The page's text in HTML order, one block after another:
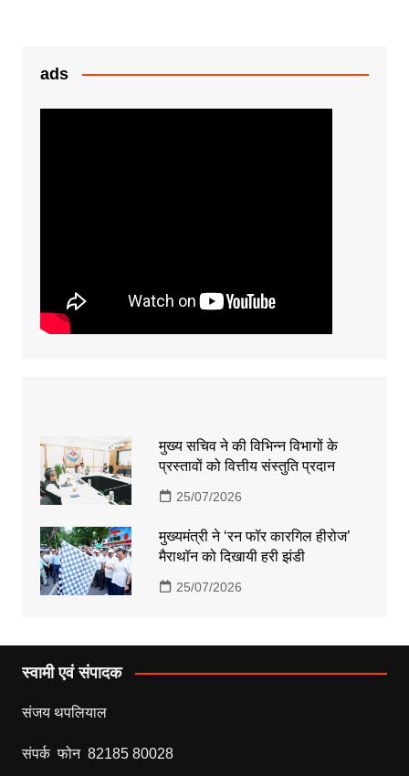
ads
मुख्य सचिव ने की विभिन्न विभागों के
प्रस्तावों को वित्तीय संस्तुति प्रदान
25/07/2026
मुख्यमंत्री ने ‘रन फॉर कारगिल हीरोज’
मैराथॉन को दिखायी हरी झंडी
25/07/2026
स्वामी एवं संपादक
संजय थपलियाल
संपर्क फोन 82185 80028